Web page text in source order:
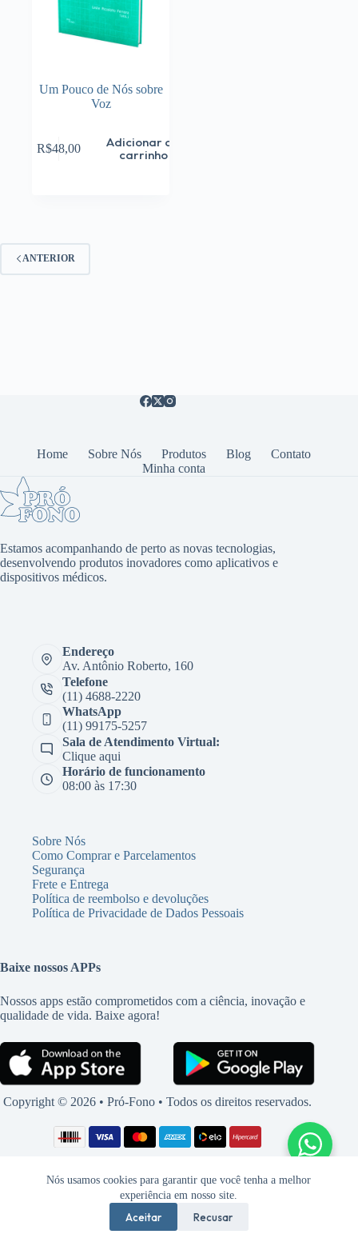
Nós usamos cookies para garantir que você tenha a melhor
experiência em nosso site.
Aceitar Recusar
Um Pouco de Nós sobre
Voz
R$48,00
Adicionar ao
carrinho
ANTERIOR
Home Sobre Nós Produtos Blog
Contato
Minha conta
Estamos acompanhando de perto as novas tecnologias,
desenvolvendo produtos inovadores como aplicativos e
dispositivos médicos.
Endereço
Av. Antônio Roberto, 160
Telefone
(11) 4688-2220
WhatsApp
(11) 99175-5257
Sala de Atendimento Virtual:
Clique aqui
Horário de funcionamento
08:00 às 17:30
Sobre Nós
Como Comprar e Parcelamentos
Segurança
Frete e Entrega
Política de reembolso e devoluções
Política de Privacidade de Dados Pessoais
Baixe nossos APPs
Nossos apps estão comprometidos com a ciência, inovação e
qualidade de vida. Baixe agora!
Copyright © 2026 • Pró-Fono • Todos os direitos reservados.